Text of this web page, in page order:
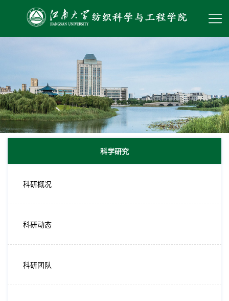
科学研究
科研概况
科研动态
科研团队